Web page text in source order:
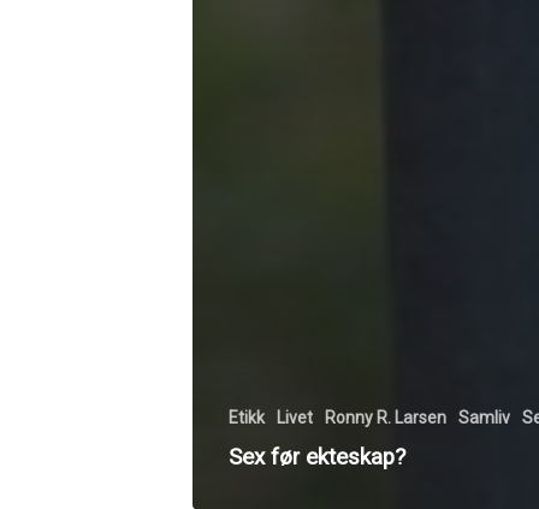
Etikk Livet Ronny R. Larsen Samliv
Sex før ekteskap?